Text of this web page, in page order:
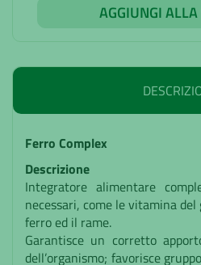
AGGIUNGI
Ferro Complex
Descrizione
Integratore alimentare
necessari, come le vitamina
ferro ed il rame.
Garantisce un corretto
dell’organismo; favorisce